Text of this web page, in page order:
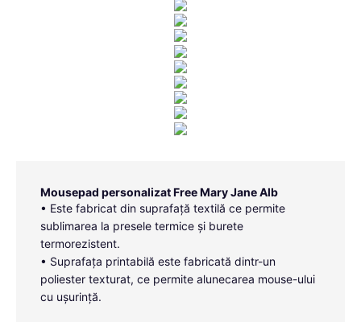
Mousepad personalizat Free Mary Jane Alb
• Este fabricat din suprafață textilă ce permite
sublimarea la presele termice și burete
termorezistent.
• Suprafața printabilă este fabricată dintr-un
poliester texturat, ce permite alunecarea mouse-ului
cu ușurință.